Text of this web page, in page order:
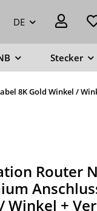
DE
Stecker
8K Gold Winkel /
Router
Winkel +